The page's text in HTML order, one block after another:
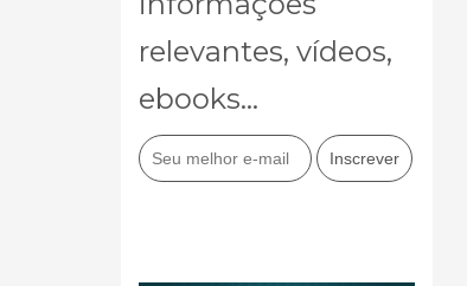
relevantes, vídeos,
ebooks...